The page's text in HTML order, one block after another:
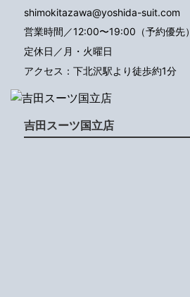
shimokitazawa@yoshida-suit.com
営業時間／12:00〜19:00（予約優先）
定休日／月・火曜日
アクセス：下北沢駅より徒歩約1分
吉田スーツ国立店